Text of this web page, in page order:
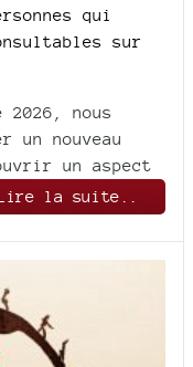
qui
sur
nous
un nouveau
un aspect
la suite..